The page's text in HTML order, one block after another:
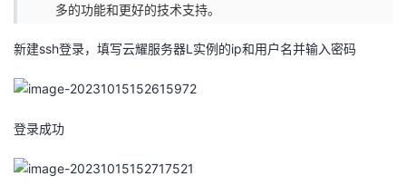
多的功能和更好的技术支持。
新建ssh登录，填写云耀服务器L实例的ip和用户名并输入密码
登录成功